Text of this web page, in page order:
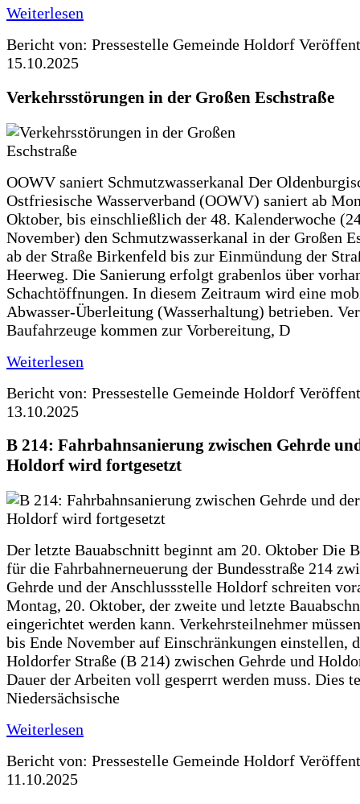
Weiterlesen
Bericht von: Pressestelle Gemeinde Holdorf
15.10.2025
Verkehrsstörungen in der Großen Eschstraße
OOWV saniert Schmutzwasserkanal Der
Ostfriesische Wasserverband (OOWV) saniert ab
Oktober, bis einschließlich der 48. Kalenderwoche
November) den Schmutzwasserkanal in der Großen
ab der Straße Birkenfeld bis zur Einmündung der
Heerweg. Die Sanierung erfolgt grabenlos über
Schachtöffnungen. In diesem Zeitraum wird eine
Abwasser-Überleitung (Wasserhaltung) betrieben.
Baufahrzeuge kommen zur Vorbereitung, D
Weiterlesen
Bericht von: Pressestelle Gemeinde Holdorf
13.10.2025
B 214: Fahrbahnsanierung zwischen Gehrde
Holdorf wird fortgesetzt
Der letzte Bauabschnitt beginnt am 20. Oktober Die
für die Fahrbahnerneuerung der Bundesstraße 214
Gehrde und der Anschlussstelle Holdorf schreiten
Montag, 20. Oktober, der zweite und letzte
eingerichtet werden kann. Verkehrsteilnehmer
bis Ende November auf Einschränkungen einstellen,
Holdorfer Straße (B 214) zwischen Gehrde und
Dauer der Arbeiten voll gesperrt werden muss. Dies
Niedersächsische
Weiterlesen
Bericht von: Pressestelle Gemeinde Holdorf
11.10.2025